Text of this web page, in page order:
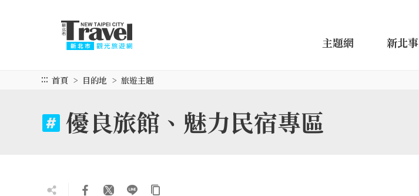
主題網 新北事
::: 首頁 目的地 旅遊主題
優良旅館、魅力民宿專區